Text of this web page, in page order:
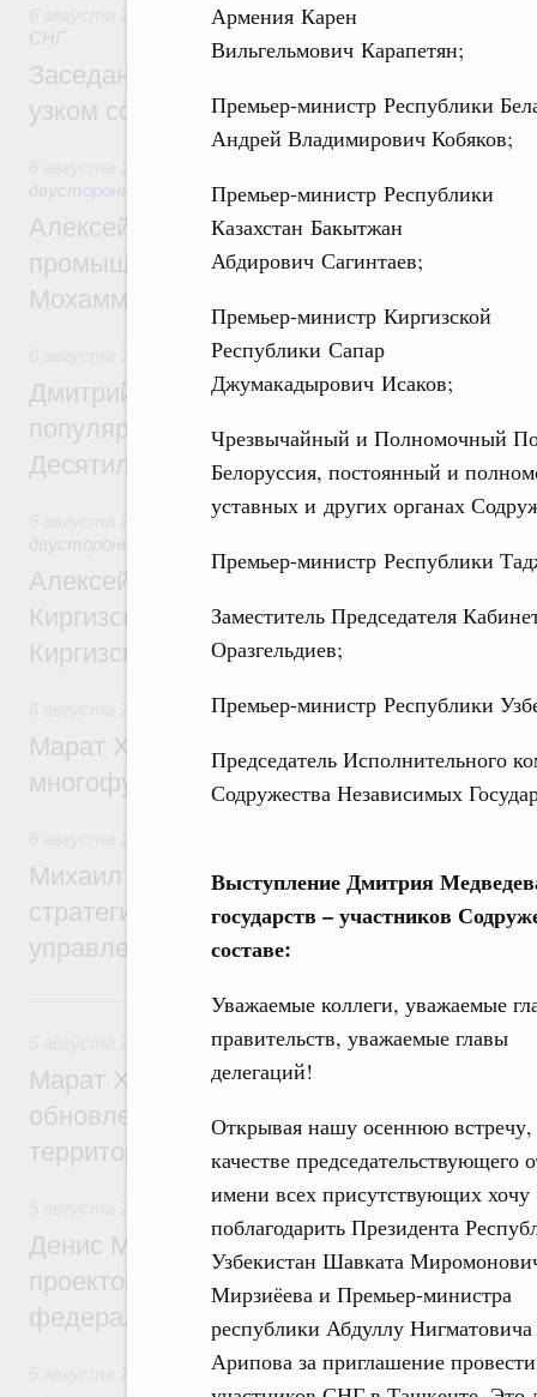
Армения Карен
Вильгельмович Карапетян;
Премьер-министр Республики
Андрей Владимирович Кобяков;
Премьер-министр Республики
Казахстан Бакытжан
Абдирович Сагинтаев;
Премьер-министр Киргизской
Республики Сапар
Джумакадырович Исаков;
Чрезвычайный и Полномочный
Белоруссия, постоянный и
уставных и других органах
Премьер-министр Республики
Заместитель Председателя
Оразгельдиев;
Премьер-министр Республики
Председатель Исполнительного
Содружества Независимых
Выступление Дмитрия
государств – участников
составе:
Уважаемые коллеги, уважаемые
правительств, уважаемые главы
делегаций!
Открывая нашу осеннюю встречу,
качестве председательствующего
имени всех присутствующих хочу
поблагодарить Президента
Узбекистан Шавката
Мирзиёева и Премьер-министра
республики Абдуллу Нигматовича
Арипова за приглашение
Евразийский экономический союз.
СНГ
Заседание Евразийского
узком составе
двусторонней основе
Алексей Оверчук провёл рабочую
промышленности, недропользования и
Мохаммадом Атабаком
Внутренний и въездной туризм
Дмитрий Чернышенко: Порядка 110
популярного туризма в 35 регионах
Десятилетия науки и технологий
Экономические и гуманитарные
двусторонней основе
Алексей Оверчук принял участие в
Киргизского экономического форума и
Киргизской межрегиональной
Дорожное хозяйство
Марат Хуснуллин: На двух скоростных
многофункциональные зоны дорожного
Михаил Мишустин дал поручения по
стратегической сессии о
управления научно-технологическим
5 августа, среда
Жилищно-коммунальное хозяйство
Марат Хуснуллин: Более 4,3 тыс.
обновлено в России при участии Фонда
территорий
Инструменты развития территорий.
Денис Мантуров провёл совещание по
проектов института кураторства в
федеральном округе
Молодёжная политика